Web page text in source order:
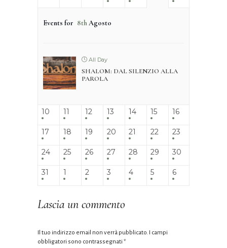
Events for 8thAgosto
All Day
SHALOM: DAL SILENZIO ALLA
PAROLA
10 11 12 13 14 15 16
17 18 19 20 21 22 23
24 25 26 27 28 29 30
31 1 2 3 4 5 6
Lascia un commento
Il tuo indirizzo email non verrà pubblicato. I campi
obbligatori sono contrassegnati *